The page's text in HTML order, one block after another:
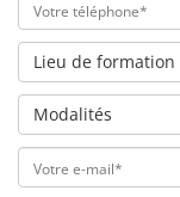
Lieu de formation
Modalités